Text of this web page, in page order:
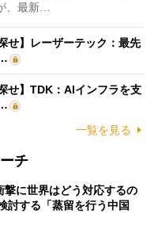
、最新…
せ】レーザーテック：最先
せ】TDK：AIインフラを支
一覧を見る
チ
に世界はどう対応するの
する「蒸留を行う中国